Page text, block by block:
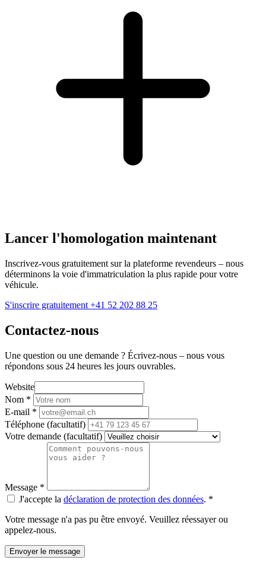
Lancer l'homologation maintenant
Inscrivez-vous gratuitement sur la plateforme revendeurs – nous
déterminons la voie d'immatriculation la plus rapide pour votre
véhicule.
S'inscrire gratuitement +41 52 202 88 25
Contactez-nous
Une question ou une demande ? Écrivez-nous – nous vous
répondons sous 24 heures les jours ouvrables.
Website
Nom *
E-mail *
Téléphone (facultatif)
Votre demande (facultatif)
Message *
J'accepte la déclaration de protection des données. *
Votre message n'a pas pu être envoyé. Veuillez réessayer ou
appelez-nous.
Envoyer le message